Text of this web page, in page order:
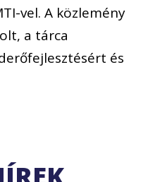
vel. A közlemény
a tárca
és